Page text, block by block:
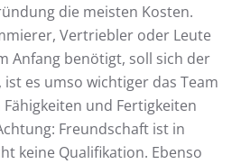
die meisten Kosten.
Vertriebler oder Leute
Anfang benötigt, soll sich der
es umso wichtiger das Team
und Fertigkeiten
Freundschaft ist in
keine Qualifikation. Ebenso